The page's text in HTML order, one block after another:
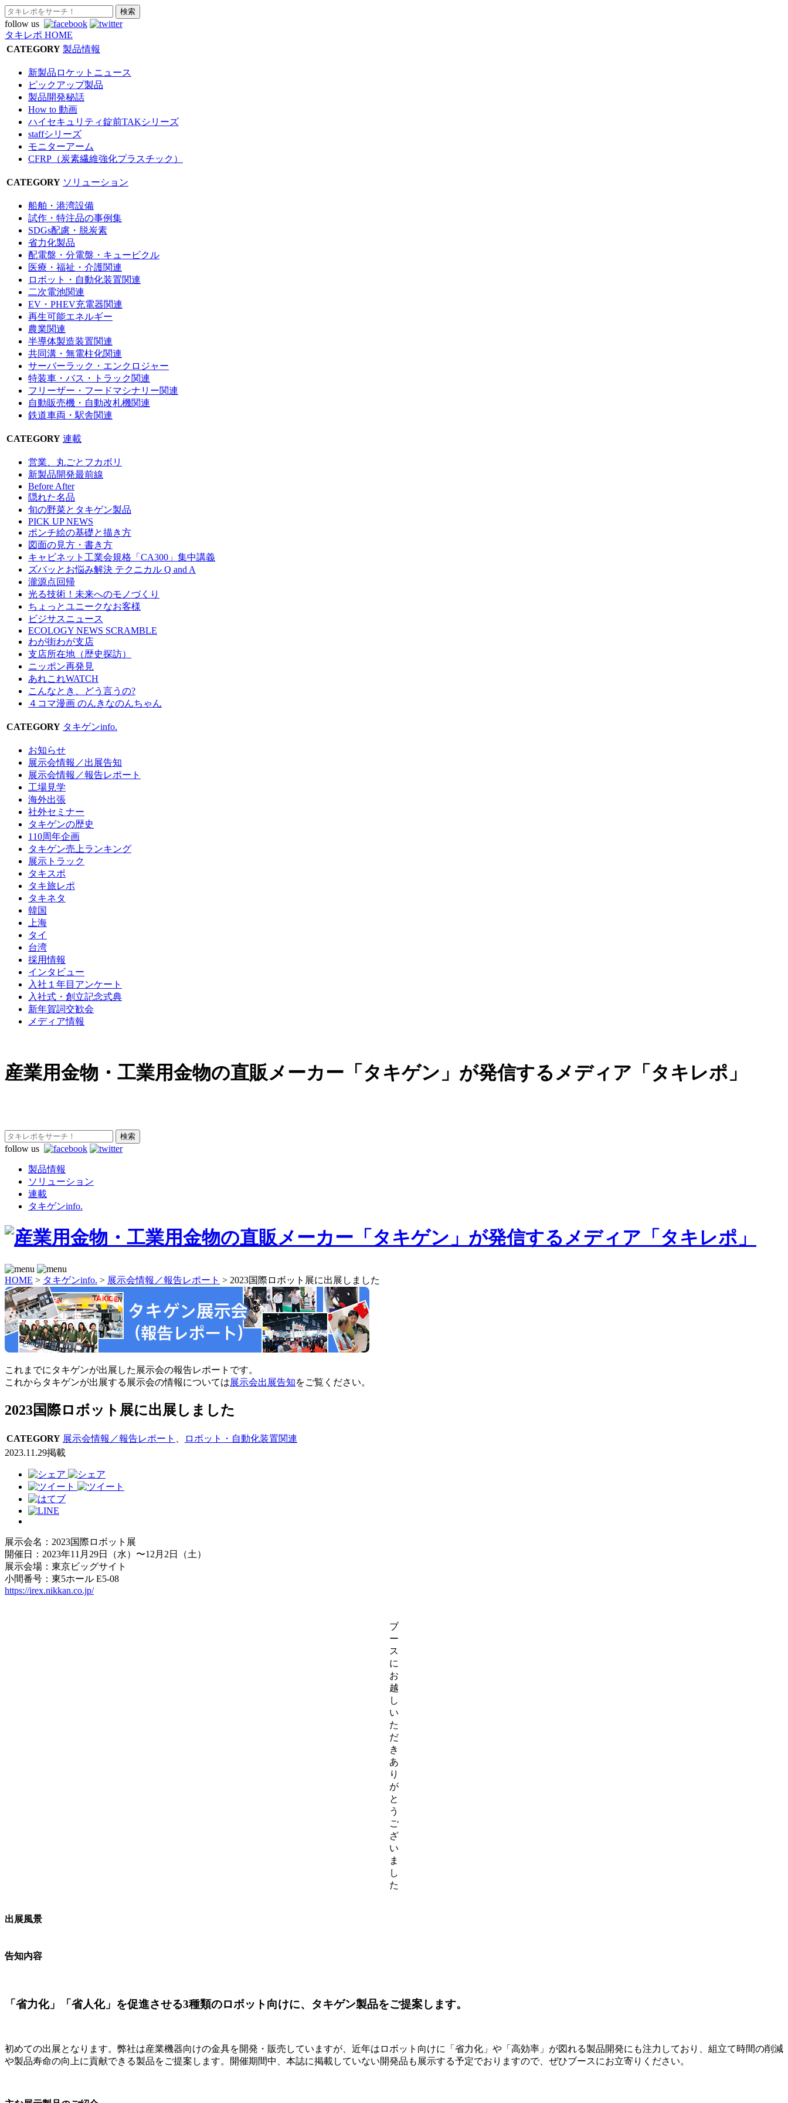
follow us
タキレポ HOME
CATEGORY 製品情報
新製品ロケットニュース
ピックアップ製品
製品開発秘話
How to 動画
ハイセキュリティ錠前TAKシリーズ
staffシリーズ
モニターアーム
CFRP（炭素繊維強化プラスチック）
CATEGORY ソリューション
船舶・港湾設備
試作・特注品の事例集
SDGs配慮・脱炭素
省力化製品
配電盤・分電盤・キュービクル
医療・福祉・介護関連
ロボット・自動化装置関連
二次電池関連
EV・PHEV充電器関連
再生可能エネルギー
農業関連
半導体製造装置関連
共同溝・無電柱化関連
サーバーラック・エンクロジャー
特装車・バス・トラック関連
フリーザー・フードマシナリー関連
自動販売機・自動改札機関連
鉄道車両・駅舎関連
CATEGORY 連載
営業、丸ごとフカボリ
新製品開発最前線
Before After
隠れた名品
旬の野菜とタキゲン製品
PICK UP NEWS
ポンチ絵の基礎と描き方
図面の見方・書き方
キャビネット工業会規格「CA300」集中講義
ズバッとお悩み解決 テクニカル Q and A
瀧源点回帰
光る技術！未来へのモノづくり
ちょっとユニークなお客様
ビジサスニュース
ECOLOGY NEWS SCRAMBLE
わが街わが支店
支店所在地（歴史探訪）
ニッポン再発見
あれこれWATCH
こんなとき、どう言うの?
４コマ漫画 のんきなのんちゃん
CATEGORY タキゲンinfo.
お知らせ
展示会情報／出展告知
展示会情報／報告レポート
工場見学
海外出張
社外セミナー
タキゲンの歴史
110周年企画
タキゲン売上ランキング
展示トラック
タキスポ
タキ旅レポ
タキネタ
韓国
上海
タイ
台湾
採用情報
インタビュー
入社１年目アンケート
入社式・創立記念式典
新年賀詞交歓会
メディア情報
産業用金物・工業用金物の直販メーカー「タキゲン」が発信するメディア「タキレポ」
follow us
製品情報
ソリューション
連載
タキゲンinfo.
HOME > タキゲンinfo. > 展示会情報／報告レポート > 2023国際ロボット展に出展しました
これまでにタキゲンが出展した展示会の報告レポートです。
これからタキゲンが出展する展示会の情報については展示会出展告知をご覧ください。
2023国際ロボット展に出展しました
CATEGORY 展示会情報／報告レポート
ロボット・自動化装置関連
2023.11.29掲載
展示会名：2023国際ロボット展
開催日：2023年11月29日（水）〜12月2日（土）
展示会場：東京ビッグサイト
小間番号：東5ホール E5-08
https://irex.nikkan.co.jp/
ブ
ー
ス
に
お
越
し
い
た
だ
き
あ
り
が
と
う
ご
ざ
い
ま
し
た
出展風景
告知内容
「省力化」「省人化」を促進させる3種類のロボット向けに、タキゲン製品をご提案します。
初めての出展となります。弊社は産業機器向けの金具を開発・販売していますが、近年はロボット向けに「省力化」や「高効率」が図れる製品開発にも注力しており、組立て時間の削減
や製品寿命の向上に貢献できる製品をご提案します。開催期間中、本誌に掲載していない開発品も展示する予定でおりますので、ぜひブースにお立寄りください。